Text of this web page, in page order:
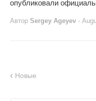
опубликовали
Автор Sergey Ageyev -
Новые